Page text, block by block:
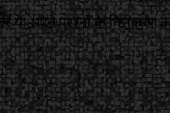
या अपने प्रश्नों के निराकरण